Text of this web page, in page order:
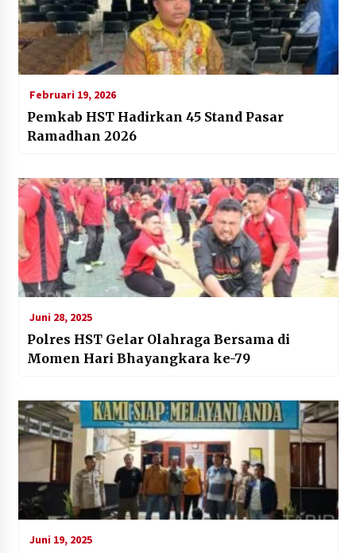
Februari 19, 2026
Pemkab HST Hadirkan 45 Stand Pasar
Ramadhan 2026
Juni 28, 2025
Polres HST Gelar Olahraga Bersama di
Momen Hari Bhayangkara ke-79
Juni 19, 2025